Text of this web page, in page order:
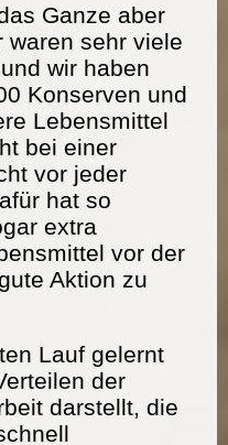
Ganze aber
waren sehr viele
wir haben
Konserven und
Lebensmittel
bei einer
vor jeder
hat so
extra
vor der
Aktion zu
Lauf gelernt
der
darstellt, die